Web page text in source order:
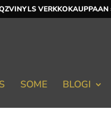
VERKKOKAUPPAAN
SOME BLOGI